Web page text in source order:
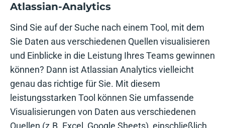
Atlassian-Analytics
Sind Sie auf der Suche nach einem Tool, mit dem
Sie Daten aus verschiedenen Quellen visualisieren
und Einblicke in die Leistung Ihres Teams gewinnen
können? Dann ist Atlassian Analytics vielleicht
genau das richtige für Sie. Mit diesem
leistungsstarken Tool können Sie umfassende
Visualisierungen von Daten aus verschiedenen
Quellen (z.B. Excel, Google Sheets), einschließlich